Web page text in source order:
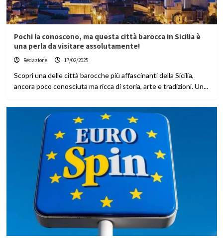
Pochi la conoscono, ma questa città barocca in Sicilia è
una perla da visitare assolutamente!
Redazione 17/02/2025
Scopri una delle città barocche più affascinanti della Sicilia,
ancora poco conosciuta ma ricca di storia, arte e tradizioni. Un...